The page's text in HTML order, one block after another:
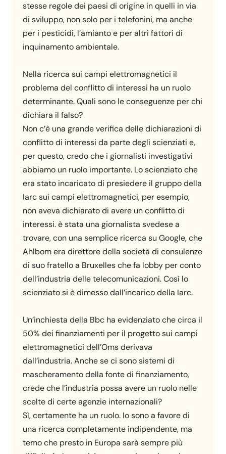
stesse regole dei paesi di origine in quelli in via
di sviluppo, non solo per i telefonini, ma anche
per i pesticidi, l’amianto e per altri fattori di
inquinamento ambientale.
Nella ricerca sui campi elettromagnetici il
problema del conflitto di interessi ha un ruolo
determinante. Quali sono le conseguenze per chi
dichiara il falso?
Non c’è una grande verifica delle dichiarazioni di
conflitto di interessi da parte degli scienziati e,
per questo, credo che i giornalisti investigativi
abbiamo un ruolo importante. Lo scienziato che
era stato incaricato di presiedere il gruppo della
Iarc sui campi elettromagnetici, per esempio,
non aveva dichiarato di avere un conflitto di
interessi. è stata una giornalista svedese a
trovare, con una semplice ricerca su Google, che
Ahlbom era direttore della società di consulenze
di suo fratello a Bruxelles che fa lobby per conto
dell’industria delle telecomunicazioni. Così lo
scienziato si è dimesso dall’incarico della Iarc.
Un’inchiesta della Bbc ha evidenziato che circa il
50% dei finanziamenti per il progetto sui campi
elettromagnetici dell’Oms derivava
dall’industria. Anche se ci sono sistemi di
mascheramento della fonte di finanziamento,
crede che l’industria possa avere un ruolo nelle
scelte di certe agenzie internazionali?
Sì, certamente ha un ruolo. Io sono a favore di
una ricerca completamente indipendente, ma
temo che presto in Europa sarà sempre più